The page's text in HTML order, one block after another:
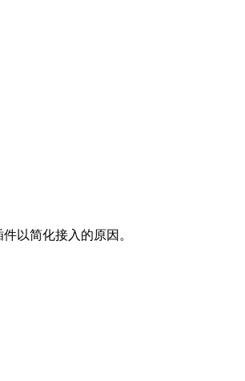
以简化接入的原因。